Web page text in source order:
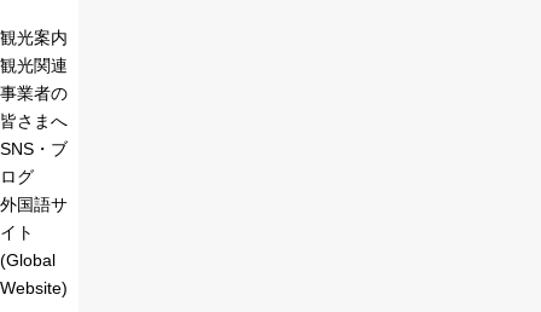
観光案内
観光関連
事業者の
皆さまへ
SNS・ブ
ログ
外国語サ
イト
(Global
Website)